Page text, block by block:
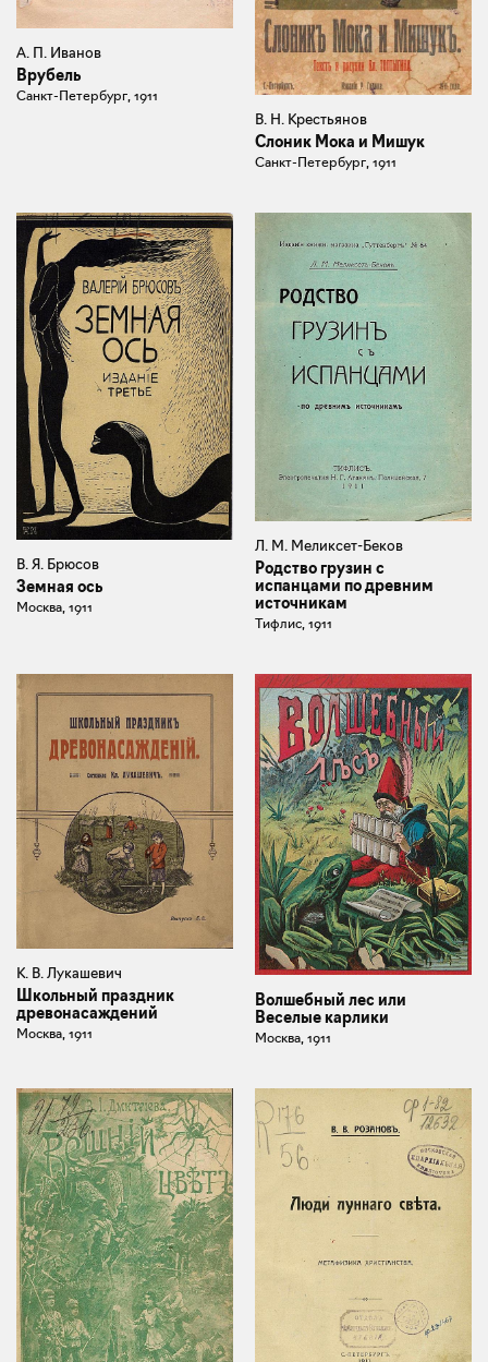
А. П. Иванов
Врубель
Санкт-Петербург, 1911
В. Н. Крестьянов
Слоник Мока и Мишук
Санкт-Петербург, 1911
В. Я. Брюсов
Земная ось
Москва, 1911
Л. М. Меликсет-Беков
Родство грузин с
испанцами по древним
источникам
Тифлис, 1911
К. В. Лукашевич
Школьный праздник
древонасаждений
Москва, 1911
Волшебный лес или
Веселые карлики
Москва, 1911